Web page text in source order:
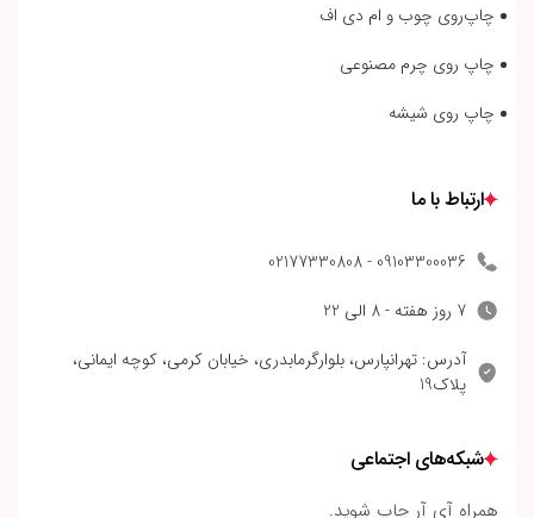
چاپ‌روی چوب و ام دی اف
چاپ روی چرم مصنوعی
چاپ روی شیشه
ارتباط با ما
09103300036 - 02177330808
7 روز هفته - 8 الی 22
آدرس: تهرانپارس، بلوارگرمابدری، خیابان کرمی، کوچه ایمانی،
پلاک19
شبکه‌های اجتماعی
همراه آی آر چاپ شوید.